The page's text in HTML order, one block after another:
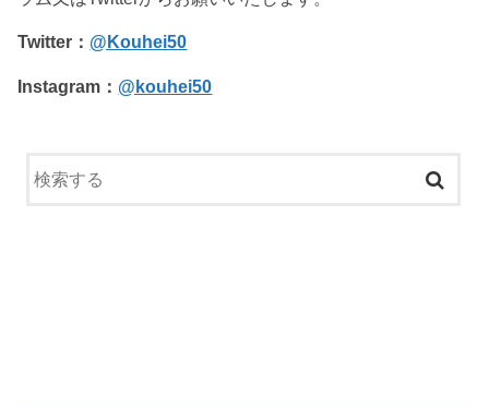
Twitter： @Kouhei50
Instagram： @kouhei50